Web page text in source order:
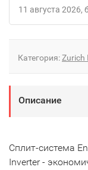
11 августа 2026
Категория:Zurich
Описание
Сплит-система
Inverter -